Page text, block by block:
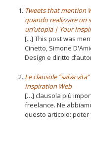
Tweets that mention
quando realizzare un
un’utopia | Your
[...] This post was
Cinetto, Simone
Design e diritto
Le clausole “salva
Inspiration Web
[…] clausola più
freelance. Ne
questo articolo: